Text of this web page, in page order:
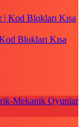
Blokları Kısa
Mekanik Oyunlar